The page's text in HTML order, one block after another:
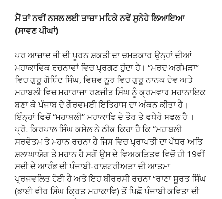
ਮੈਂ ਤਾਂ ਨਵੀਂ ਨਸਲ ਲਈ ਤਾਜ਼ਾ ਮਹਿਕੇ ਨਵੇਂ ਸੁਨੇਹੇ ਲਿਆਇਆ
(ਸਾਵਣ ਪੀਘਾਂ)
ਪਰ ਆਜ਼ਾਦ ਜੀ ਦੀ ਪੂਰਨ ਸ਼ਕਤੀ ਦਾ ਚਮਤਕਾਰ ਉਨ੍ਹਾਂ ਦੀਆਂ
ਮਹਾਕਾਵਿਕ ਰਚਨਾਵਾਂ ਵਿਚ ਪ੍ਰਗਟ ਹੁੰਦਾ ਹੈ। “ਮਰਦ ਅਗੰਮੜਾ”
ਵਿਚ ਗੁਰੂ ਗੋਬਿੰਦ ਸਿੰਘ, ਵਿਸ਼ਵ ਨੂਰ ਵਿਚ ਗੁਰੂ ਨਾਨਕ ਦੇਵ ਅਤੇ
ਮਹਾਬਲੀ ਵਿਚ ਮਹਾਰਾਜਾ ਰਣਜੀਤ ਸਿੰਘ ਨੂੰ ਕ੍ਰਮਵਾਰ ਮਹਾਨਾਇਕ
ਬਣਾ ਕੇ ਪੰਜਾਬ ਦੇ ਗੌਰਵਮਈ ਇਤਿਹਾਸ ਦਾ ਅੰਕਨ ਕੀਤਾ ਹੈ।
ਇੰਨ੍ਹਾਂ ਵਿਚੋਂ “ਮਹਾਬਲੀ” ਮਹਾਕਾਵਿ ਦੇ ਤੌਰ ਤੇ ਵਧੇਰੇ ਸਫਲ ਹੈ ।
ਪ੍ਰੋ. ਕਿਰਪਾਲ ਸਿੰਘ ਕਸੇਲ ਨੇ ਠੀਕ ਕਿਹਾ ਹੈ ਕਿ “ਮਹਾਬਲੀ
ਸਰਵੋਤਮ ਤੇ ਮਹਾਨ ਰਚਨਾ ਹੈ ਜਿਸ ਵਿਚ ਪ੍ਰਾਪਤੀ ਦਾ ਪੱਧਰ ਅਤਿ
ਸ਼ਲਾਘਾਯੋਗ ਤੇ ਮਹਾਨ ਹੈ ਸਗੋਂ ਉਸ ਦੇ ਵਿਅਕਤਿਤਵ ਵਿਚੋਂ ਹੀ 19ਵੀਂ
ਸਦੀ ਦੇ ਆਰੰਭ ਦੀ ਪੰਜਾਬੀ-ਰਾਸ਼ਟਰੀਅਤਾ ਦੀ ਆਤਮਾ
ਪ੍ਰਜਵਲਿਤ ਹੋਈ ਹੈ ਅਤੇ ਇਹ ਬੀਰਰਸੀ ਰਚਨਾ “ਰਾਣਾ ਸੂਰਤ ਸਿੰਘ
(ਭਾਈ ਵੀਰ ਸਿੰਘ ਕ੍ਰਿਤ ਮਹਾਕਾਵਿ) ਤੋਂ ਪਿਛੋਂ ਪੰਜਾਬੀ ਕਵਿਤਾ ਦੀ